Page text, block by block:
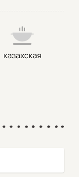
казахская